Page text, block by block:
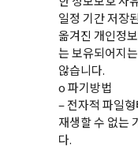
일정 기간 저장
옮겨진 개인정
는 보유되어지
않습니다.
ο 파기방법
– 전자적 파일
재생할 수 없는
다.